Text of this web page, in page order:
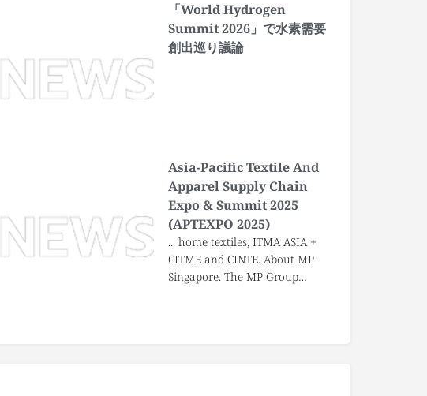
「World Hydrogen
Summit 2026」で水素需要
創出巡り議論
Asia-Pacific Textile And
Apparel Supply Chain
Expo & Summit 2025
(APTEXPO 2025)
... home textiles, ITMA ASIA +
CITME and CINTE. About MP
Singapore. The MP Group…